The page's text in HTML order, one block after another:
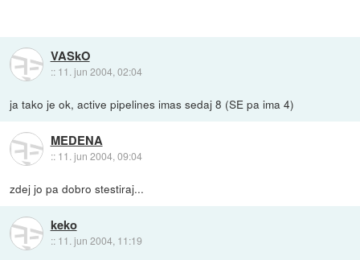
VASkO
:: 11. jun 2004, 02:04
ja tako je ok, active pipelines imas sedaj 8 (SE pa ima 4)
MEDENA
:: 11. jun 2004, 09:04
zdej jo pa dobro stestiraj...
keko
:: 11. jun 2004, 11:19